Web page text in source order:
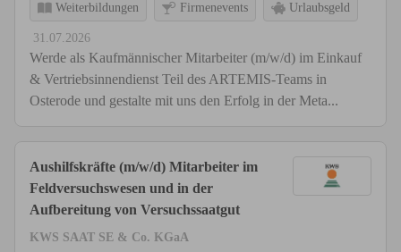
Weiterbildungen Firmenevents Urlaubsgeld
31.07.2026
Werde als Kaufmännischer Mitarbeiter (m/w/d) im Einkauf
& Vertriebsinnendienst Teil des ARTEMIS-Teams in
Osterode und gestalte mit uns den Erfolg in der Meta...
Aushilfskräfte (m/w/d) Mitarbeiter im
Feldversuchswesen und in der
Aufbereitung von Versuchssaatgut
KWS SAAT SE & Co. KGaA